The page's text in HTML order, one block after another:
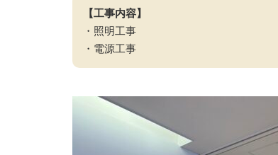
【工事内容】
・照明工事
・電源工事